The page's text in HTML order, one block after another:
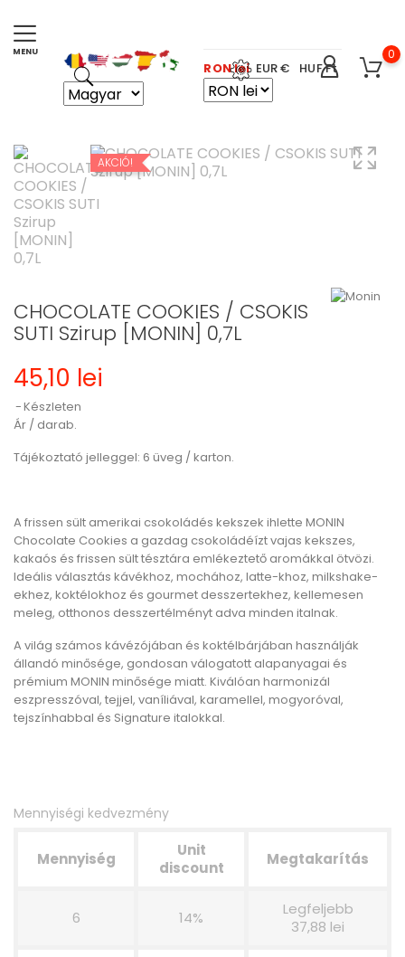
0
RON lei EUR € HUF Ft
AKCIÓ!
CHOCOLATE COOKIES / CSOKIS
SUTI Szirup [MONIN] 0,7L
45,10 lei
Készleten
Ár / darab.
Tájékoztató jelleggel: 6 üveg / karton.
A frissen sült amerikai csokoládés kekszek ihlette MONIN
Chocolate Cookies a gazdag csokoládéízt vajas kekszes,
kakaós és frissen sült tésztára emlékeztető aromákkal ötvözi.
Ideális választás kávékhoz, mochához, latte-khoz, milkshake-
ekhez, koktélokhoz és gourmet desszertekhez, kellemesen
meleg, otthonos desszertélményt adva minden italnak.
A világ számos kávézójában és koktélbárjában használják
állandó minősége, gondosan válogatott alapanyagai és
prémium MONIN minősége miatt. Kiválóan harmonizál
eszpresszóval, tejjel, vaníliával, karamellel, mogyoróval,
tejszínhabbal és Signature italokkal.
Mennyiségi kedvezmény
Mennyiség
Unit
discount
Megtakarítás
6 14%
Legfeljebb
37,88 lei